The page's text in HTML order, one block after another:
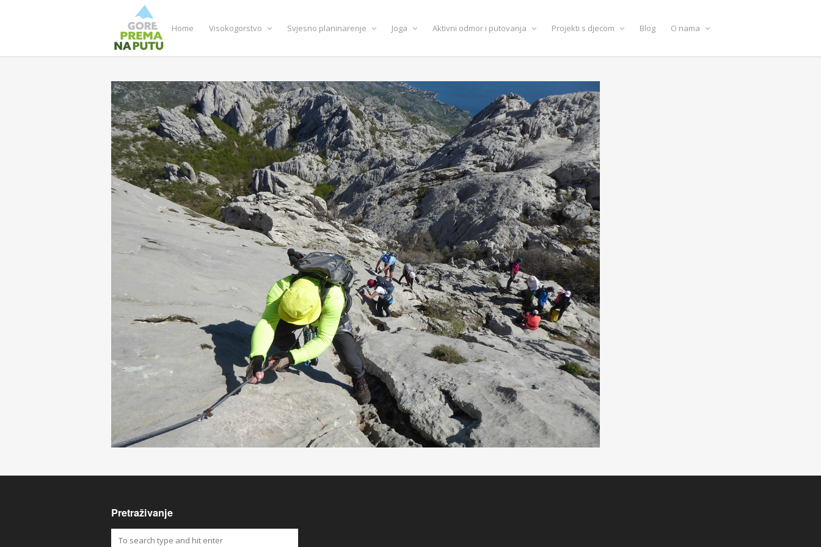
Home Visokogorstvo Svjesno planinarenje Joga Aktivni odmor i putovanja Projekti s djecom Blog O nama
Pretraživanje